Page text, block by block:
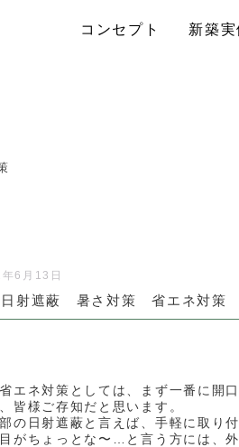
コンセプト 新築実
6月13日
日射遮蔽 暑さ対策 省エネ対策
エネ対策としては、まず一番に開
皆様ご存知だと思います。
の日射遮蔽と言えば、手軽に取り
がちょっとな〜…と言う方には、